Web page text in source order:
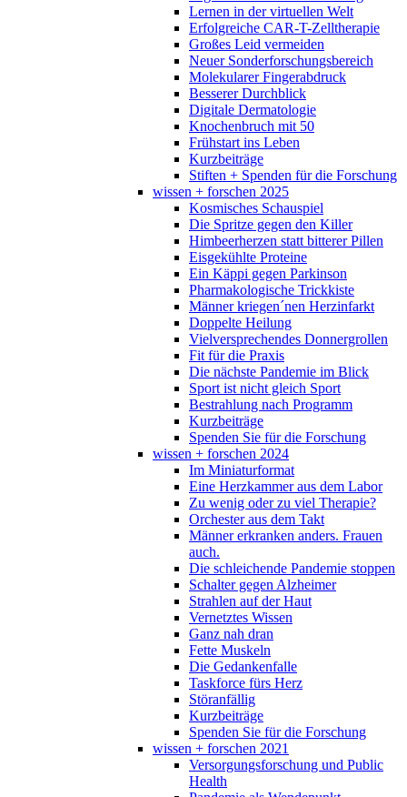
Lernen in der virtuellen Welt
Erfolgreiche CAR-T-Zelltherapie
Großes Leid vermeiden
Neuer Sonderforschungsbereich
Molekularer Fingerabdruck
Besserer Durchblick
Digitale Dermatologie
Knochenbruch mit 50
Frühstart ins Leben
Kurzbeiträge
Stiften + Spenden für die Forschung
wissen + forschen 2025
Kosmisches Schauspiel
Die Spritze gegen den Killer
Himbeerherzen statt bitterer Pillen
Eisgekühlte Proteine
Ein Käppi gegen Parkinson
Pharmakologische Trickkiste
Männer kriegen´nen Herzinfarkt
Doppelte Heilung
Vielversprechendes Donnergrollen
Fit für die Praxis
Die nächste Pandemie im Blick
Sport ist nicht gleich Sport
Bestrahlung nach Programm
Kurzbeiträge
Spenden Sie für die Forschung
wissen + forschen 2024
Im Miniaturformat
Eine Herzkammer aus dem Labor
Zu wenig oder zu viel Therapie?
Orchester aus dem Takt
Männer erkranken anders. Frauen
auch.
Die schleichende Pandemie stoppen
Schalter gegen Alzheimer
Strahlen auf der Haut
Vernetztes Wissen
Ganz nah dran
Fette Muskeln
Die Gedankenfalle
Taskforce fürs Herz
Störanfällig
Kurzbeiträge
Spenden Sie für die Forschung
wissen + forschen 2021
Versorgungsforschung und Public
Health